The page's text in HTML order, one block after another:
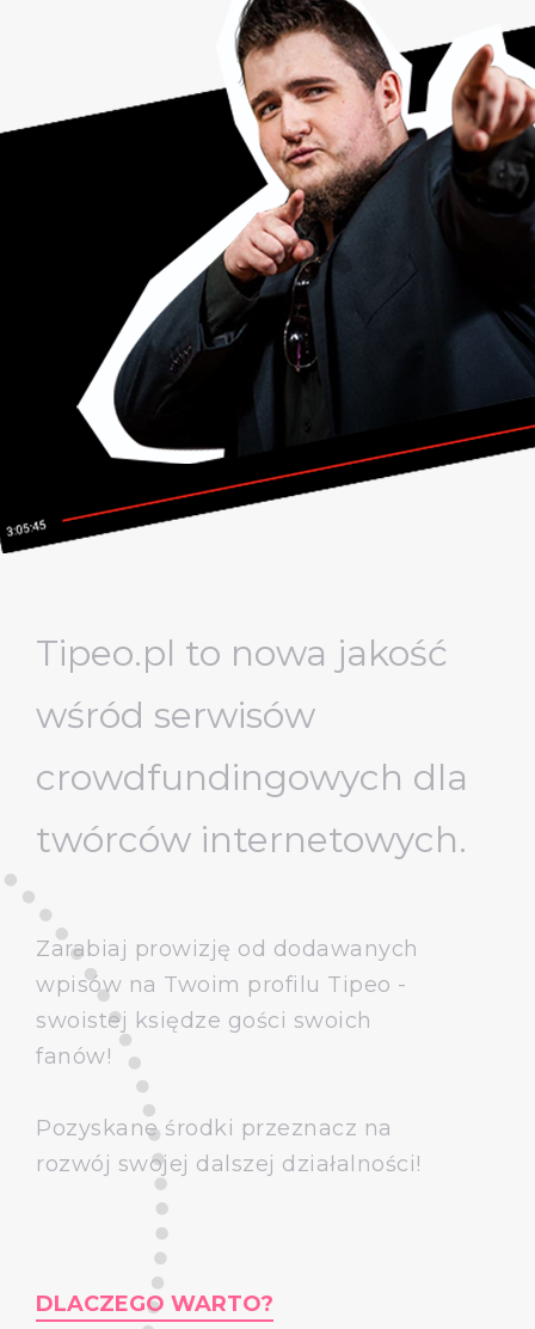
Tipeo.pl to nowa jakość
wśród serwisów
crowdfundingowych dla
twórców internetowych.
Zarabiaj prowizję od dodawanych
wpisów na Twoim profilu Tipeo -
swoistej księdze gości swoich
fanów!
Pozyskane środki przeznacz na
rozwój swojej dalszej działalności!
DLACZEGO WARTO?